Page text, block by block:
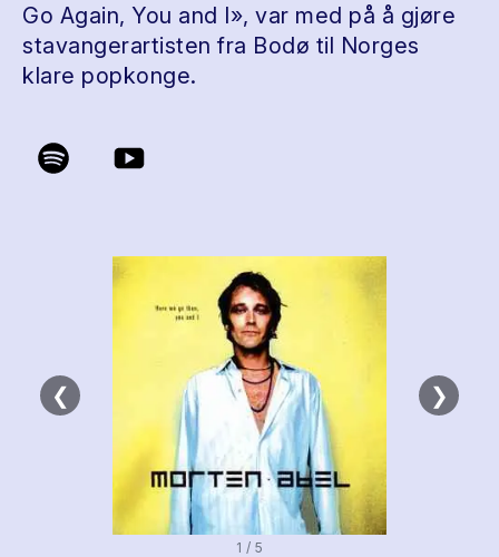
Go Again, You and I», var med på å gjøre
stavangerartisten fra Bodø til Norges
klare popkonge.
❮ ❯
1 / 5